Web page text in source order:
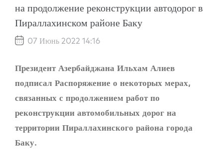
на продолжение реконструкции автодорог в
Пираллахинском районе Баку
07 Июнь 2022 14:16
Президент Азербайджана Ильхам Алиев
подписал Распоряжение о некоторых мерах,
связанных с продолжением работ по
реконструкции автомобильных дорог на
территории Пираллахинского района города
Баку.